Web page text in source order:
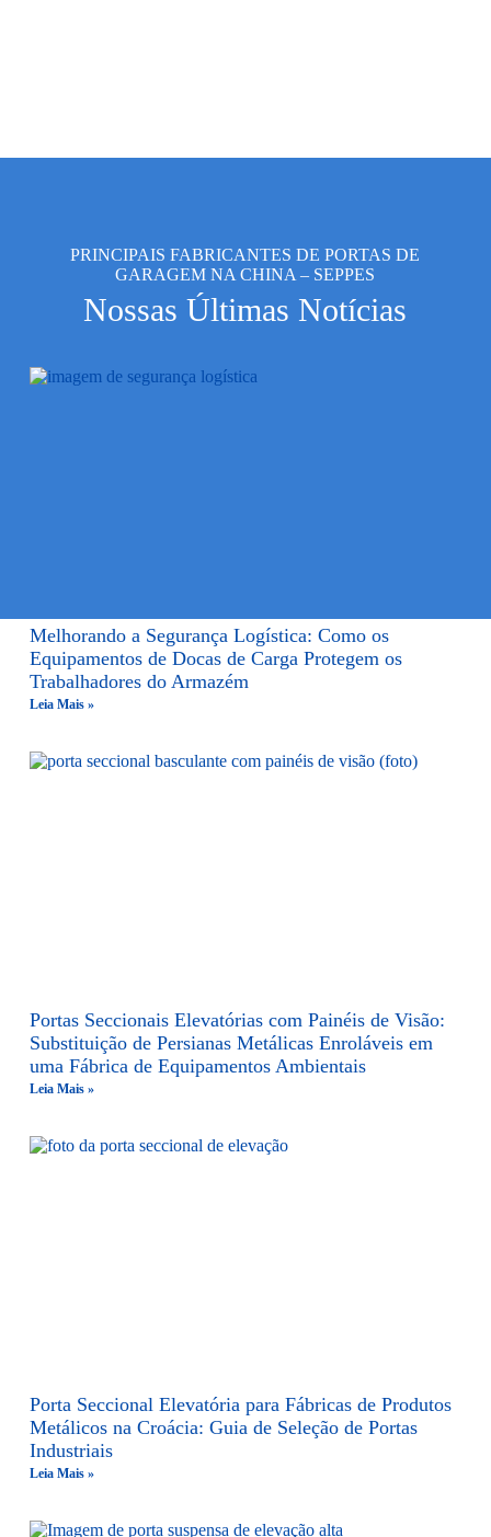
PRINCIPAIS FABRICANTES DE PORTAS DE
GARAGEM NA CHINA – SEPPES
Nossas Últimas Notícias
Melhorando a Segurança Logística: Como os
Equipamentos de Docas de Carga Protegem os
Trabalhadores do Armazém
Leia Mais »
Portas Seccionais Elevatórias com Painéis de Visão:
Substituição de Persianas Metálicas Enroláveis em
uma Fábrica de Equipamentos Ambientais
Leia Mais »
Porta Seccional Elevatória para Fábricas de Produtos
Metálicos na Croácia: Guia de Seleção de Portas
Industriais
Leia Mais »